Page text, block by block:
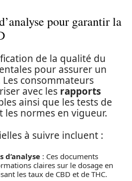
pour garantir la
de la qualité du
pour assurer un
consommateurs
avec les rapports
ainsi que les tests de
normes en vigueur.
à suivre incluent :
d’analyse : Ces documents
claires sur le dosage en
les taux de CBD et de THC.